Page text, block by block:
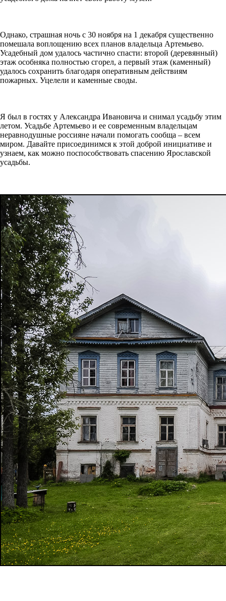
Однако, страшная ночь с 30 ноября на 1 декабря существенно
помешала воплощению всех планов владельца Артемьево.
Усадебный дом удалось частично спасти: второй (деревянный)
этаж особняка полностью сгорел, а первый этаж (каменный)
удалось сохранить благодаря оперативным действиям
пожарных. Уцелели и каменные своды.
Я был в гостях у Александра Ивановича и снимал усадьбу этим
летом. Усадьбе Артемьево и ее современным владельцам
неравнодушные россияне начали помогать сообща – всем
миром. Давайте присоединимся к этой доброй инициативе и
узнаем, как можно поспособствовать спасению Ярославской
усадьбы.